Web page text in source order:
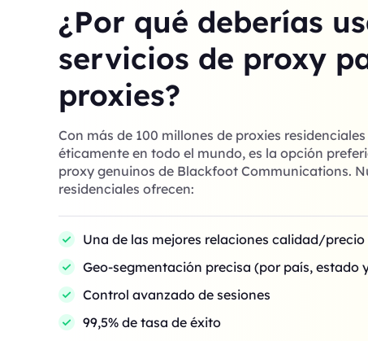
¿Por qué deberías
servicios de proxy
proxies?
Con más de 100 millones de proxies
éticamente en todo el mundo, es la opción
proxy genuinos de Blackfoot Communications.
residenciales ofrecen:
Una de las mejores relaciones calidad/
Geo-segmentación precisa (por país, estado
Control avanzado de sesiones
99,5% de tasa de éxito